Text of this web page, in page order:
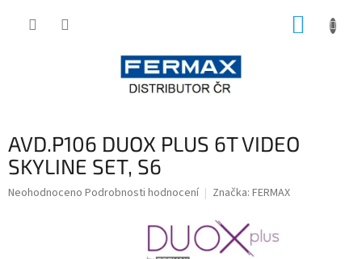
AVD.P106 DUOX PLUS 6T VIDEO
SKYLINE SET, S6
Průměrné
Neohodnoceno Podrobnosti hodnocení Značka: FERMAX